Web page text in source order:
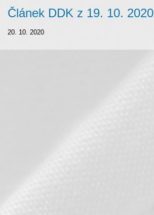
Článek DDK z 19. 10. 2020
20. 10. 2020